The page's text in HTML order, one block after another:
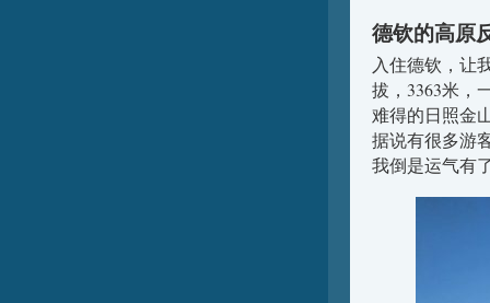
德钦的高原
入住德钦，让
拔，3363米，
难得的日照金
据说有很多游
我倒是运气有